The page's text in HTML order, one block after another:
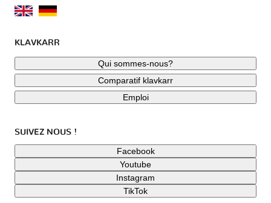
KLAVKARR
Qui sommes-nous?
Comparatif klavkarr
Emploi
SUIVEZ NOUS !
Facebook
Youtube
Instagram
TikTok